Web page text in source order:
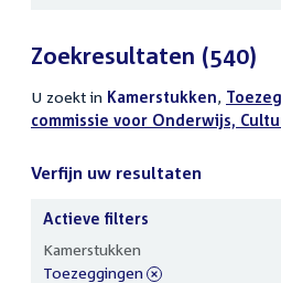
Zoekresultaten (540)
U zoekt in actieve
filters
Kamerstukken,
filter
commissie voor Onderwijs,
Verfijn uw resultaten
uw
Actieve filters
Kamerstukken
verwijder
Toezeggingen